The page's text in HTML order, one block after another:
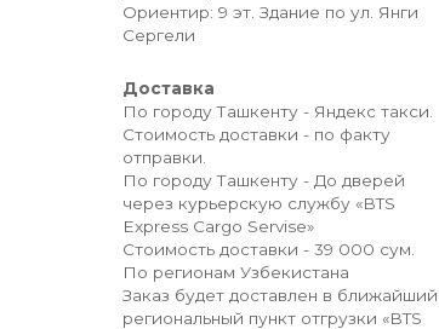
Ориентир: 9 эт. Здание по ул. Янги
Сергели
Доставка
По городу Ташкенту - Яндекс такси.
Стоимость доставки - по факту
отправки.
По городу Ташкенту - До дверей
через курьерскую службу «BTS
Express Cargo Servise»
Стоимость доставки - 39 000 сум.
По регионам Узбекистана
Заказ будет доставлен в ближайший
региональный пункт отгрузки «BTS